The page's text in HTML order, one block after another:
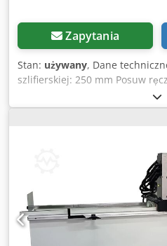
Zapytania
Stan: używany, Dane
szlifierskiej: 250 mm Posuw
całkowita: 1,1 kW Wymiary
Rokr Długość: 1550 mm